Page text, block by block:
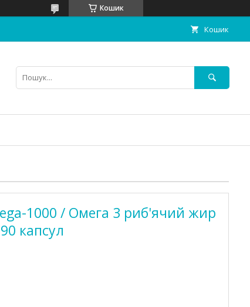
Кошик
Кошик
1000 / Омега 3 риб'ячий жир
капсул